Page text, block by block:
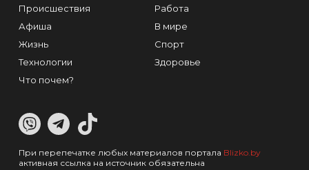
Происшествия
Афиша
Жизнь
Технологии
Что почем?
Работа
В мире
Спорт
Здоровье
При перепечатке любых материалов портала Blizko.by
активная ссылка на источник обязательна